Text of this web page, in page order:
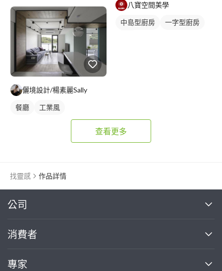
儷境設計/楊素麗Sally
餐廳 工業風
八寶空間美學
中島型廚房
一字型廚房
查看更多
找靈感 作品詳情
公司
關於我們
部落格
消費者
買服務
專家
繼續完成